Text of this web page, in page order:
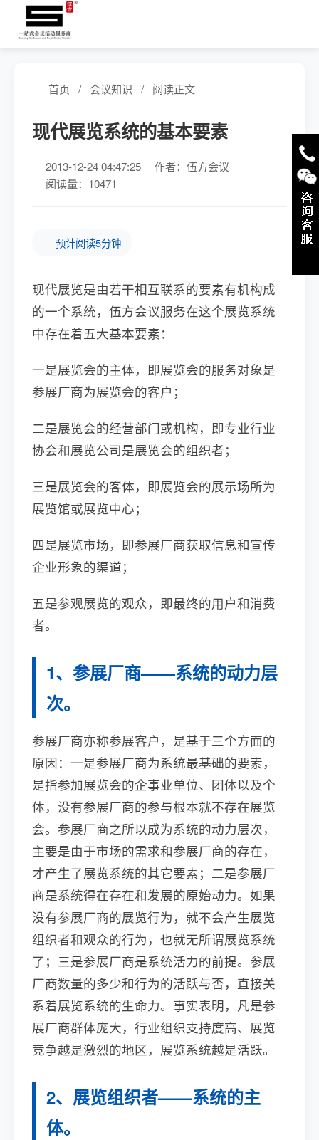
首页 / 会议知识 / 阅读正文
现代展览系统的基本要素
2013-12-24 04:47:25
作者：伍方会议
阅读量：10471
预计阅读5分钟
现代展览是由若干相互联系的要素有机构成
的一个系统，伍方会议服务在这个展览系统
中存在着五大基本要素：
一是展览会的主体，即展览会的服务对象是
参展厂商为展览会的客户；
二是展览会的经营部门或机构，即专业行业
协会和展览公司是展览会的组织者；
三是展览会的客体，即展览会的展示场所为
展览馆或展览中心；
四是展览市场，即参展厂商获取信息和宣传
企业形象的渠道；
五是参观展览的观众，即最终的用户和消费
者。
1、参展厂商——系统的动力层
次。
参展厂商亦称参展客户，是基于三个方面的
原因：一是参展厂商为系统最基础的要素，
是指参加展览会的企事业单位、团体以及个
体，没有参展厂商的参与根本就不存在展览
会。参展厂商之所以成为系统的动力层次，
主要是由于市场的需求和参展厂商的存在，
才产生了展览系统的其它要素；二是参展厂
商是系统得在存在和发展的原始动力。如果
没有参展厂商的展览行为，就不会产生展览
组织者和观众的行为，也就无所谓展览系统
了；三是参展厂商是系统活力的前提。参展
厂商数量的多少和行为的活跃与否，直接关
系着展览系统的生命力。事实表明，凡是参
展厂商群体庞大，行业组织支持度高、展览
竞争越是激烈的地区，展览系统越是活跃。
2、展览组织者——系统的主
体。